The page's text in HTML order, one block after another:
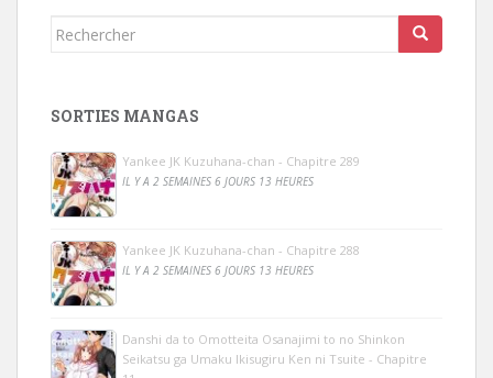
Rechercher...
SORTIES MANGAS
Yankee JK Kuzuhana-chan - Chapitre 289
IL Y A 2 SEMAINES 6 JOURS 13 HEURES
Yankee JK Kuzuhana-chan - Chapitre 288
IL Y A 2 SEMAINES 6 JOURS 13 HEURES
Danshi da to Omotteita Osanajimi to no Shinkon
Seikatsu ga Umaku Ikisugiru Ken ni Tsuite - Chapitre